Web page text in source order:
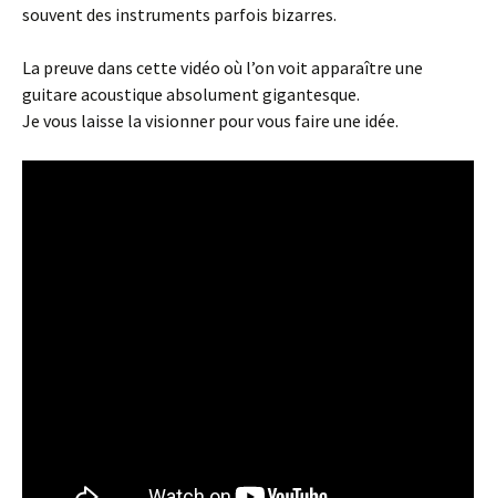
souvent des instruments parfois bizarres.
La preuve dans cette vidéo où l’on voit apparaître une
guitare acoustique absolument gigantesque.
Je vous laisse la visionner pour vous faire une idée.